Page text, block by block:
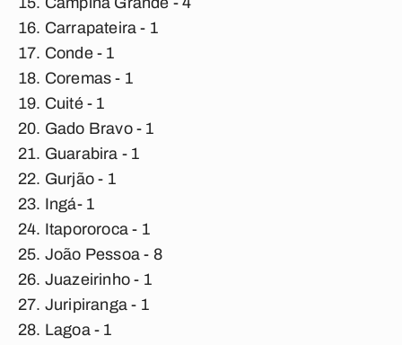
Carrapateira - 1
Conde - 1
Coremas - 1
Cuité - 1
Gado Bravo - 1
Guarabira - 1
Gurjão - 1
Ingá- 1
Itapororoca - 1
João Pessoa - 8
Juazeirinho - 1
Juripiranga - 1
Lagoa - 1